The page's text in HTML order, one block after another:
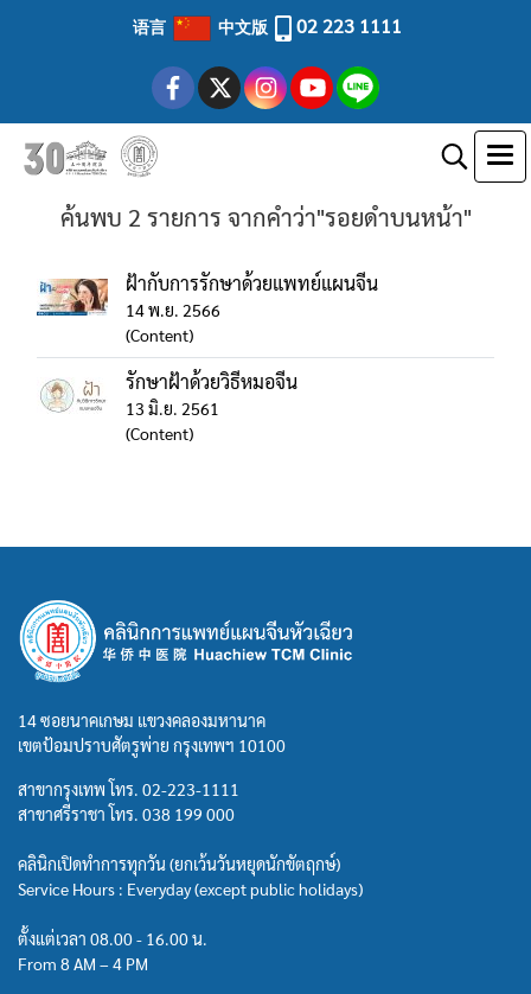
语言 中文版 02 223 1111
ค้นพบ 2 รายการ จากคำว่า"รอยดำบนหน้า"
ฝ้ากับการรักษาด้วยแพทย์แผนจีน
14 พ.ย. 2566
(Content)
รักษาฝ้าด้วยวิธีหมอจีน
13 มิ.ย. 2561
(Content)
14 ซอยนาคเกษม แขวงคลองมหานาค
เขตป้อมปราบศัตรูพ่าย กรุงเทพฯ 10100
สาขากรุงเทพ โทร. 02-223-1111
สาขาศรีราชา โทร. 038 199 000
คลินิกเปิดทำการทุกวัน (ยกเว้นวันหยุดนักขัตฤกษ์)
Service Hours : Everyday (except public holidays)
ตั้งแต่เวลา 08.00 - 16.00 น.
From 8 AM – 4 PM